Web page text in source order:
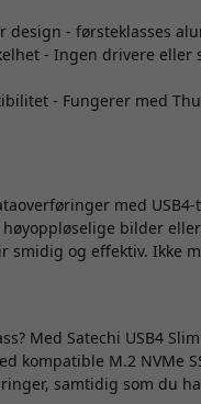
design - førsteklasses
- Ingen drivere
- Fungerer med
med
bilder
smidig og effektiv. Ikke
Med Satechi USB4
kompatible M.2 NVMe
samtidig som du